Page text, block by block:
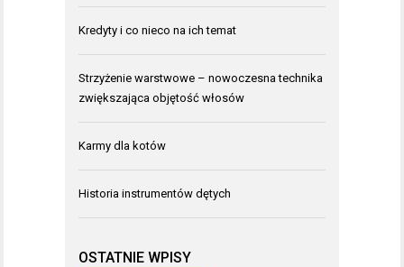
Kredyty i co nieco na ich temat
Strzyżenie warstwowe – nowoczesna technika
zwiększająca objętość włosów
Karmy dla kotów
Historia instrumentów dętych
OSTATNIE WPISY